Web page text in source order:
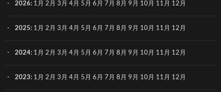
2026: 1月 2月 3月 4月 5月 6月 7月 8月 9月 10月 11月 12月
2025: 1月 2月 3月 4月 5月 6月 7月 8月 9月 10月 11月 12月
2024: 1月 2月 3月 4月 5月 6月 7月 8月 9月 10月 11月 12月
2023: 1月 2月 3月 4月 5月 6月 7月 8月 9月 10月 11月 12月